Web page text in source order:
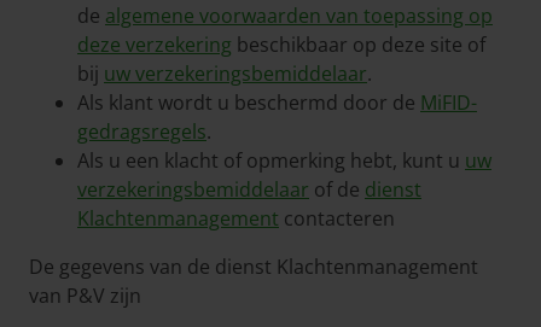
de algemene voorwaarden van toepassing op
deze verzekering beschikbaar op deze site of
bij uw verzekeringsbemiddelaar.
Als klant wordt u beschermd door de MiFID-
gedragsregels.
Als u een klacht of opmerking hebt, kunt u uw
verzekeringsbemiddelaar of de dienst
Klachtenmanagement contacteren
De gegevens van de dienst Klachtenmanagement
van P&V zijn